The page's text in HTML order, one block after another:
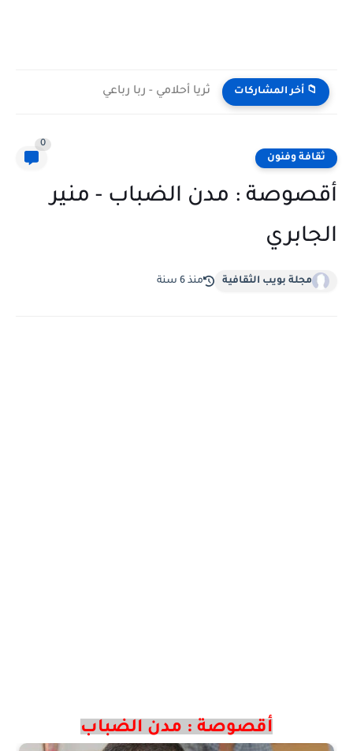
📁 أخر المشاركات ثريا أحلامي - ربا رباعي
ثقافة وفنون
0
أقصوصة : مدن الضباب - منير
الجابري
مجلة بويب الثقافية منذ 6 سنة
أقصوصة : مدن الضباب